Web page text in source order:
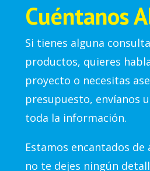
Cuéntanos
Si tienes alguna
productos, quieres
proyecto o necesitas
presupuesto, envíanos
toda la información.
Estamos encantados de
no te dejes ningún